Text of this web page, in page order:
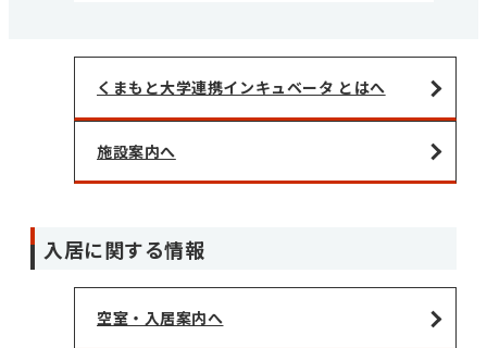
くまもと大学連携インキュベータ とはへ
施設案内へ
入居に関する情報
空室・入居案内へ